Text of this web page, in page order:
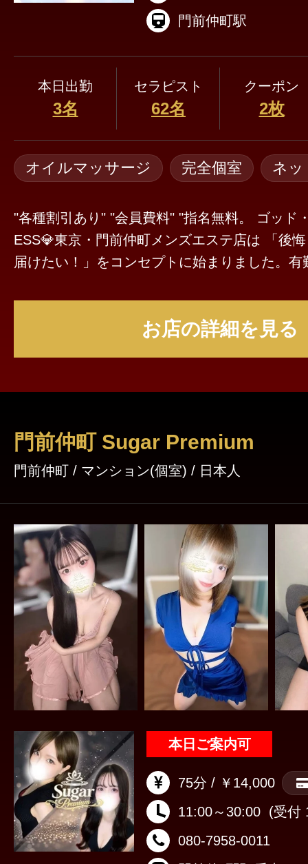
門前仲町駅
本日出勤
3名
セラピスト
62名
クーポン
2枚
オイルマッサージ 完全個室 ネッ
"各種割引あり" "会員費料" "指名無料。 ゴッド・
ESS💎東京・門前仲町メンズエステ店は 「後悔しないメンエスを
届けたい！」をコンセプトに始まりました。
お店の詳細を見る
門前仲町 Sugar Premium
門前仲町 / マンション(個室) / 日本人
本日ご案内可
75分 / ￥14,000
11:00～30:00 (受付
080-7958-0011